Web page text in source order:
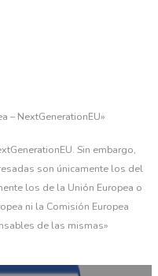
– NextGenerationEU»
Sin embargo,
son únicamente los del
los de la Unión Europea o
ni la Comisión Europea
de las mismas»